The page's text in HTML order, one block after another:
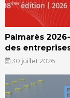
Palmarès
des
30 juillet 2026